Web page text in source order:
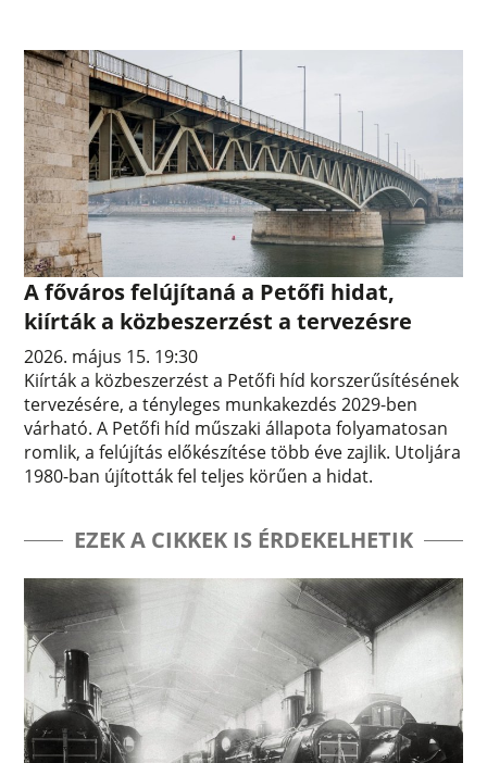
A főváros felújítaná a Petőfi hidat,
kiírták a közbeszerzést a tervezésre
2026. május 15. 19:30
Kiírták a közbeszerzést a Petőfi híd korszerűsítésének
tervezésére, a tényleges munkakezdés 2029-ben
várható. A Petőfi híd műszaki állapota folyamatosan
romlik, a felújítás előkészítése több éve zajlik. Utoljára
1980-ban újították fel teljes körűen a hidat.
EZEK A CIKKEK IS ÉRDEKELHETIK